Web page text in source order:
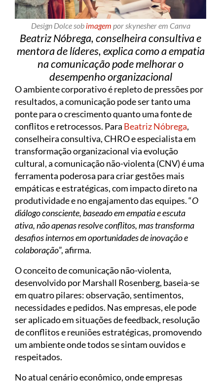
Design Dolce sob imagem por skynesher em Canva
Beatriz Nóbrega, conselheira consultiva e
mentora de líderes, explica como a empatia
na comunicação pode melhorar o
desempenho organizacional
O ambiente corporativo é repleto de pressões por
resultados, a comunicação pode ser tanto uma
ponte para o crescimento quanto uma fonte de
conflitos e retrocessos. Para Beatriz Nóbrega,
conselheira consultiva, CHRO e especialista em
transformação organizacional via evolução
cultural, a comunicação não-violenta (CNV) é uma
ferramenta poderosa para criar gestões mais
empáticas e estratégicas, com impacto direto na
produtividade e no engajamento das equipes. “O
diálogo consciente, baseado em empatia e escuta
ativa, não apenas resolve conflitos, mas transforma
desafios internos em oportunidades de inovação e
colaboração”, afirma.
O conceito de comunicação não-violenta,
desenvolvido por Marshall Rosenberg, baseia-se
em quatro pilares: observação, sentimentos,
necessidades e pedidos. Nas empresas, ele pode
ser aplicado em situações de feedback, resolução
de conflitos e reuniões estratégicas, promovendo
um ambiente onde todos se sintam ouvidos e
respeitados.
No atual cenário econômico, onde empresas